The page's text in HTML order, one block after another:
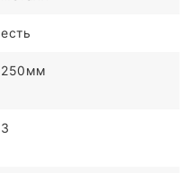
есть
250мм
3